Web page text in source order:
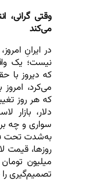
وقتی
می‌کند
در ایرانِ
نیست؛ یک
که دیروز با
می‌کرد،
که هر روز
دلار، بازار
سواری و چه
به‌شدت تحت
روزها، قیمت
میلیون
تصمیم‌گیری